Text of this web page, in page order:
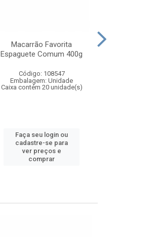
Macarrão Favorita
Espaguete Comum 400g
Código: 108547
Embalagem: Unidade
Caixa contém 20 unidade(s)
Faça seu login ou
cadastre-se para
ver preços e
comprar